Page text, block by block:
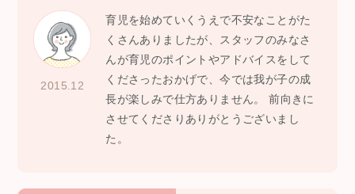
2015.12
育児を始めていくうえで不安なことがた
くさんありましたが、スタッフのみなさ
んが育児のポイントやアドバイスをして
くださったおかげで、今では我が子の成
長が楽しみで仕方ありません。 前向きに
させてくださりありがとうございまし
た。